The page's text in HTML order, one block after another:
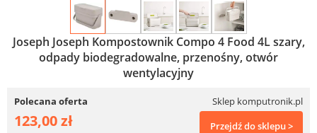
Joseph Joseph Kompostownik Compo 4 Food 4L szary,
odpady biodegradowalne, przenośny, otwór
wentylacyjny
Polecana oferta Sklep komputronik.pl
123,00 zł Przejdź do sklepu >